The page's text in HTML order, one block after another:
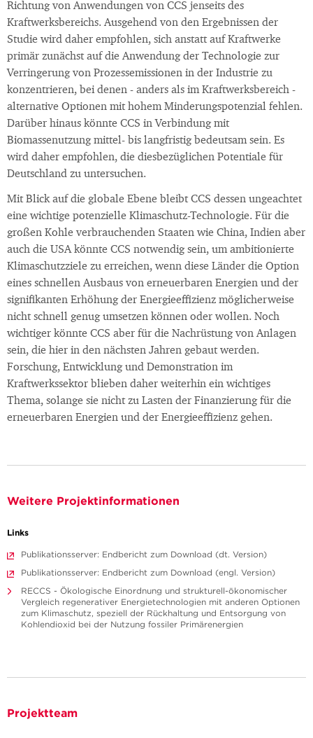
Richtung von Anwendungen von CCS jenseits des
Kraftwerksbereichs. Ausgehend von den Ergebnissen der
Studie wird daher empfohlen, sich anstatt auf Kraftwerke
primär zunächst auf die Anwendung der Technologie zur
Verringerung von Prozessemissionen in der Industrie zu
konzentrieren, bei denen - anders als im Kraftwerksbereich -
alternative Optionen mit hohem Minderungspotenzial fehlen.
Darüber hinaus könnte CCS in Verbindung mit
Biomassenutzung mittel- bis langfristig bedeutsam sein. Es
wird daher empfohlen, die diesbezüglichen Potentiale für
Deutschland zu untersuchen.
Mit Blick auf die globale Ebene bleibt CCS dessen ungeachtet
eine wichtige potenzielle Klimaschutz-Technologie. Für die
großen Kohle verbrauchenden Staaten wie China, Indien aber
auch die USA könnte CCS notwendig sein, um ambitionierte
Klimaschutzziele zu erreichen, wenn diese Länder die Option
eines schnellen Ausbaus von erneuerbaren Energien und der
signifikanten Erhöhung der Energieeffizienz möglicherweise
nicht schnell genug umsetzen können oder wollen. Noch
wichtiger könnte CCS aber für die Nachrüstung von Anlagen
sein, die hier in den nächsten Jahren gebaut werden.
Forschung, Entwicklung und Demonstration im
Kraftwerkssektor blieben daher weiterhin ein wichtiges
Thema, solange sie nicht zu Lasten der Finanzierung für die
erneuerbaren Energien und der Energieeffizienz gehen.
Weitere Projektinformationen
Links
Publikationsserver: Endbericht zum Download (dt. Version)
Publikationsserver: Endbericht zum Download (engl. Version)
RECCS - Ökologische Einordnung und strukturell-ökonomischer
Vergleich regenerativer Energietechnologien mit anderen Optionen
zum Klimaschutz, speziell der Rückhaltung und Entsorgung von
Kohlendioxid bei der Nutzung fossiler Primärenergien
Projektteam